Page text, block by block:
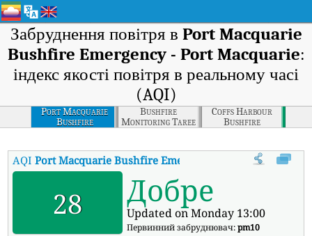
Забруднення повітря в Port Macquarie
Bushfire Emergency - Port Macquarie:
індекс якості повітря в реальному часі
(AQI)
Port Macquarie
Bushfire
Emergency - Port
Bushfire
Monitoring Taree
Coffs Harbour
Bushfire
Emergency - Coffs
AQIPort Macquarie Bushfire Emergency - Port Macquarie
28 Добре
Updated on Monday 13:00
Первинний забруднювач:pm10